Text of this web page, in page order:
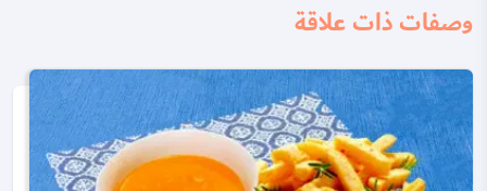
وصفات ذات علاقة